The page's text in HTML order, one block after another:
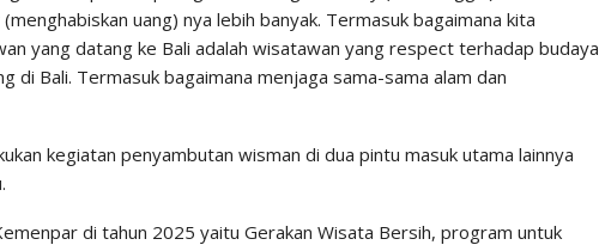
uang) nya lebih banyak. Termasuk bagaimana kita
yang datang ke Bali adalah wisatawan yang respect terhadap budaya
di Bali. Termasuk bagaimana menjaga sama-sama alam dan
kegiatan penyambutan wisman di dua pintu masuk utama lainnya
di tahun 2025 yaitu Gerakan Wisata Bersih, program untuk